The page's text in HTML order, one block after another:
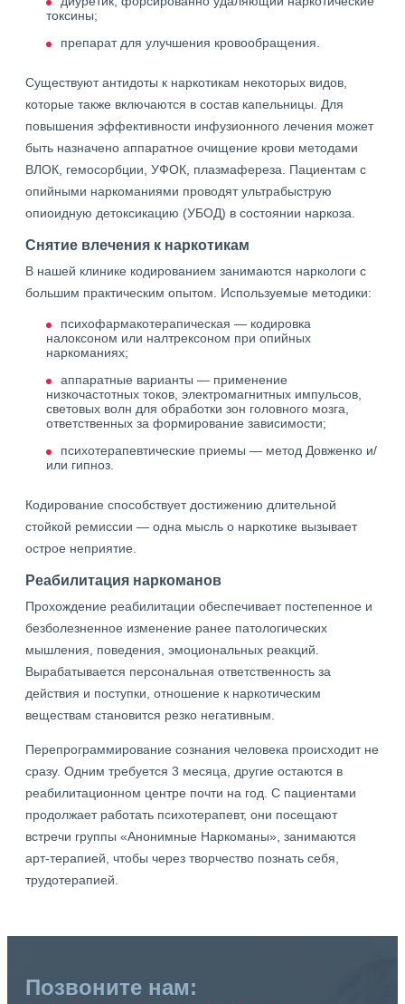
токсины;
препарат для улучшения кровообращения.
Существуют антидоты к наркотикам некоторых видов,
которые также включаются в состав капельницы. Для
повышения эффективности инфузионного лечения может
быть назначено аппаратное очищение крови методами
ВЛОК, гемосорбции, УФОК, плазмафереза. Пациентам с
опийными наркоманиями проводят ультрабыструю
опиоидную детоксикацию (УБОД) в состоянии наркоза.
Снятие влечения к наркотикам
В нашей клинике кодированием занимаются наркологи с
большим практическим опытом. Используемые методики:
психофармакотерапическая — кодировка
налоксоном или налтрексоном при опийных
наркоманиях;
аппаратные варианты — применение
низкочастотных токов, электромагнитных импульсов,
световых волн для обработки зон головного мозга,
ответственных за формирование зависимости;
психотерапевтические приемы — метод Довженко и/
или гипноз.
Кодирование способствует достижению длительной
стойкой ремиссии — одна мысль о наркотике вызывает
острое неприятие.
Реабилитация наркоманов
Прохождение реабилитации обеспечивает постепенное и
безболезненное изменение ранее патологических
мышления, поведения, эмоциональных реакций.
Вырабатывается персональная ответственность за
действия и поступки, отношение к наркотическим
веществам становится резко негативным.
Перепрограммирование сознания человека происходит не
сразу. Одним требуется 3 месяца, другие остаются в
реабилитационном центре почти на год. С пациентами
продолжает работать психотерапевт, они посещают
встречи группы «Анонимные Наркоманы», занимаются
арт-терапией, чтобы через творчество познать себя,
трудотерапией.
Позвоните нам: